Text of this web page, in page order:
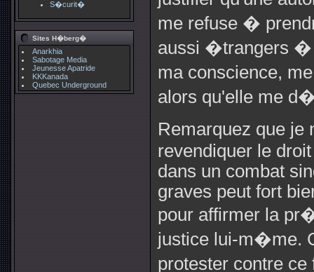
S�curit�
Sites H�berg�
Anarkhia
Sabotage Media
Jeunesse Apatride
KKKanada
Quebec Underground
me refuse �
aussi �trangers
ma conscience,
alors qu'elle me
Remarquez que
revendiquer le
dans un combat
graves peut fort
pour affirmer la
justice lui-m�me.
protester contre